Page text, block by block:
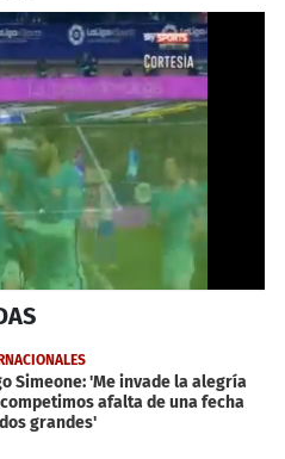
Simeone: 'Me invade la alegría
afalta de una fecha
grandes'